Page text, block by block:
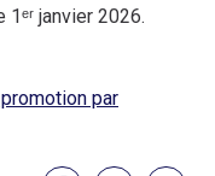
janvier 2026.
par